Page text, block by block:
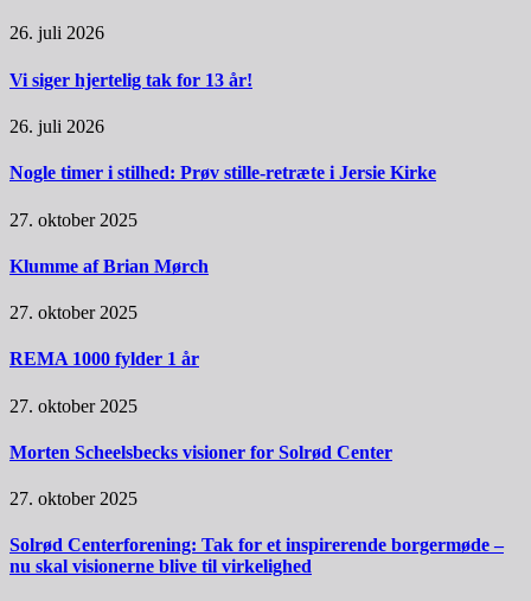
26. juli 2026
Vi siger hjertelig tak for 13 år!
26. juli 2026
Nogle timer i stilhed: Prøv stille-retræte i Jersie Kirke
27. oktober 2025
Klumme af Brian Mørch
27. oktober 2025
REMA 1000 fylder 1 år
27. oktober 2025
Morten Scheelsbecks visioner for Solrød Center
27. oktober 2025
Solrød Centerforening: Tak for et inspirerende borgermøde –
nu skal visionerne blive til virkelighed